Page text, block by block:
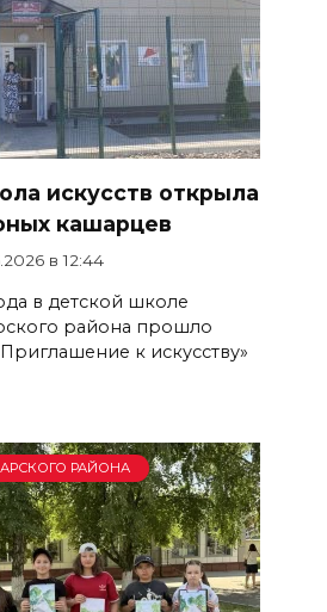
искусств открыла
кашарцев
в 12:44
в детской школе
района прошло
к искусству»
РАЙОНА